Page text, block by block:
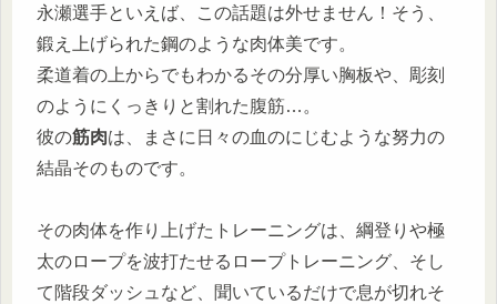
永瀬選手といえば、この話題は外せません！そう、
鍛え上げられた鋼のような肉体美です。
柔道着の上からでもわかるその分厚い胸板や、彫刻
のようにくっきりと割れた腹筋…。
彼の筋肉は、まさに日々の血のにじむような努力の
結晶そのものです。
その肉体を作り上げたトレーニングは、綱登りや極
太のロープを波打たせるロープトレーニング、そし
て階段ダッシュなど、聞いているだけで息が切れそ